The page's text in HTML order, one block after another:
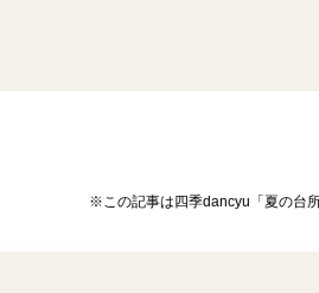
※この記事は四季dancyu「夏の台